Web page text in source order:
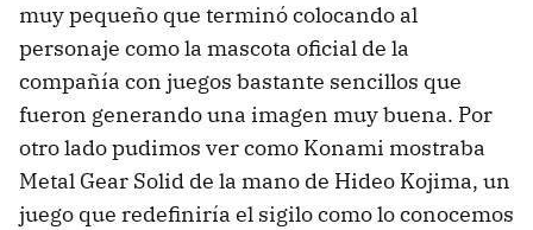
muy pequeño que terminó colocando al
personaje como la mascota oficial de la
compañía con juegos bastante sencillos que
fueron generando una imagen muy buena. Por
otro lado pudimos ver como Konami mostraba
Metal Gear Solid de la mano de Hideo Kojima, un
juego que redefiniría el sigilo como lo conocemos